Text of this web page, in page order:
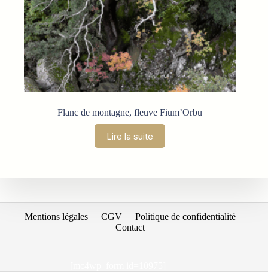
Flanc de montagne, fleuve Fium’Orbu
Lire la suite
Mentions légales CGV
Politique de confidentialité
Contact